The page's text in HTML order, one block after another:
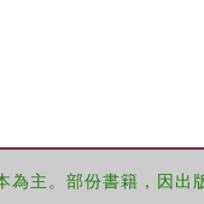
主。部份書籍，因出